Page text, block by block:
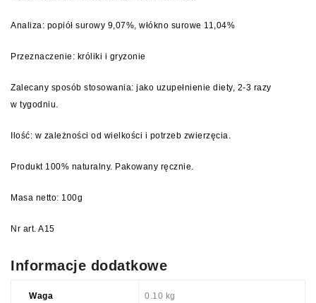
Analiza: popiół surowy 9,07%, włókno surowe 11,04%
Przeznaczenie: króliki i gryzonie
Zalecany sposób stosowania: jako uzupełnienie diety, 2-3 razy
w tygodniu.
Ilość: w zależności od wielkości i potrzeb zwierzęcia.
Produkt 100% naturalny. Pakowany ręcznie.
Masa netto: 100g
Nr art. A15
Informacje dodatkowe
Waga 0.10 kg